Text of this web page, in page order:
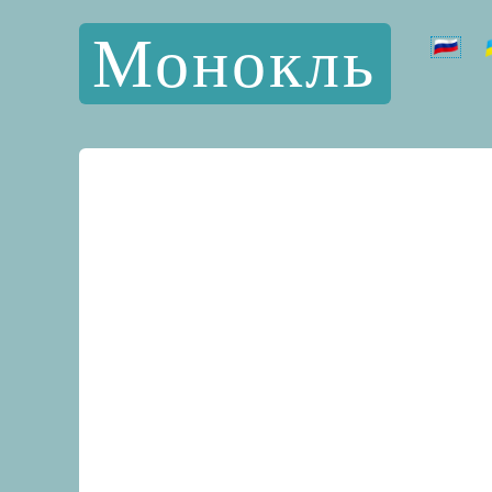
Монокль